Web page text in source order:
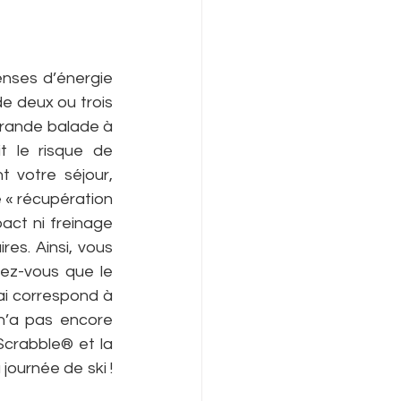
d’énergie
deux ou trois
balade à
le risque de
votre séjour,
« récupération
ni freinage
Ainsi, vous
vous que le
correspond à
pas encore
et la
de ski !